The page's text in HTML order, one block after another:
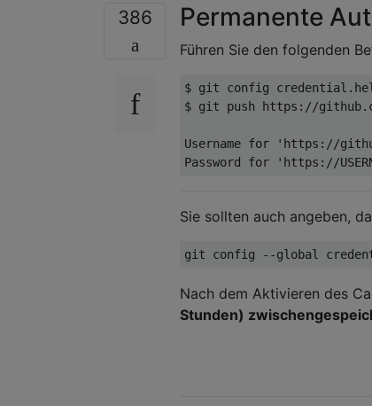
386 Permanente
Führen Sie den folgenden
$ git config
$ git push https://
Username for 'https://
Sie sollten auch angeben,
Nach dem Aktivieren des
Stunden)